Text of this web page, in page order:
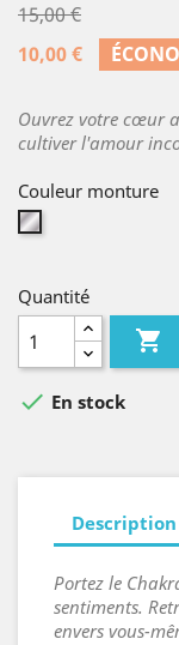
15,00 €
10,00 €
Ouvrez votre cœur
cultiver l'amour
Couleur monture
Argent
Quantité

 En stock
Description
Portez le
sentiments.
envers vous-